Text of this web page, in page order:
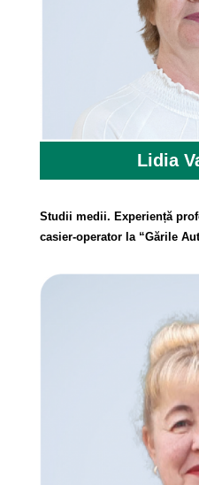
Lidia
Studii medii. Experiență
casier-operator la “Gările